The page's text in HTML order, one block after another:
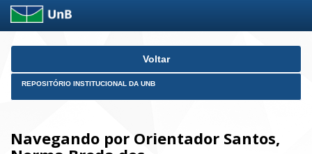
Skip
Voltar
REPOSITÓRIO INSTITUCIONAL DA UNB
Navegando por Orientador Santos,